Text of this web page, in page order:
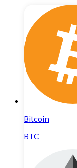
Bitcoin
BTC